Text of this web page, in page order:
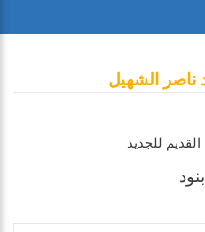
ناصر الشهيل
للجديد